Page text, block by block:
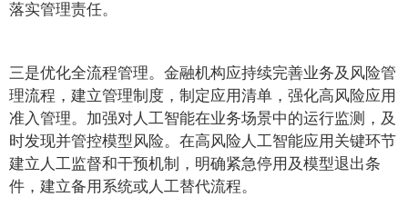
落实管理责任。
三是优化全流程管理。金融机构应持续完善业务及风险管
理流程，建立管理制度，制定应用清单，强化高风险应用
准入管理。加强对人工智能在业务场景中的运行监测，及
时发现并管控模型风险。在高风险人工智能应用关键环节
建立人工监督和干预机制，明确紧急停用及模型退出条
件，建立备用系统或人工替代流程。